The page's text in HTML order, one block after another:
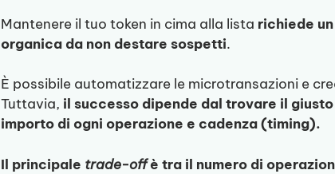
Mantenere il tuo token in cima alla lista richiede
organica da non destare sospetti.
È possibile automatizzare le microtransazioni e
Tuttavia, il successo dipende dal trovare il
importo di ogni operazione e cadenza (timing).
Il principale trade-offè tra il numero di